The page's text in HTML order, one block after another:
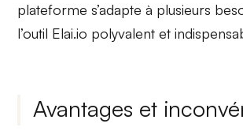
plateforme s’adapte à plusieurs
l’outil Elai.io polyvalent et
Avantages et